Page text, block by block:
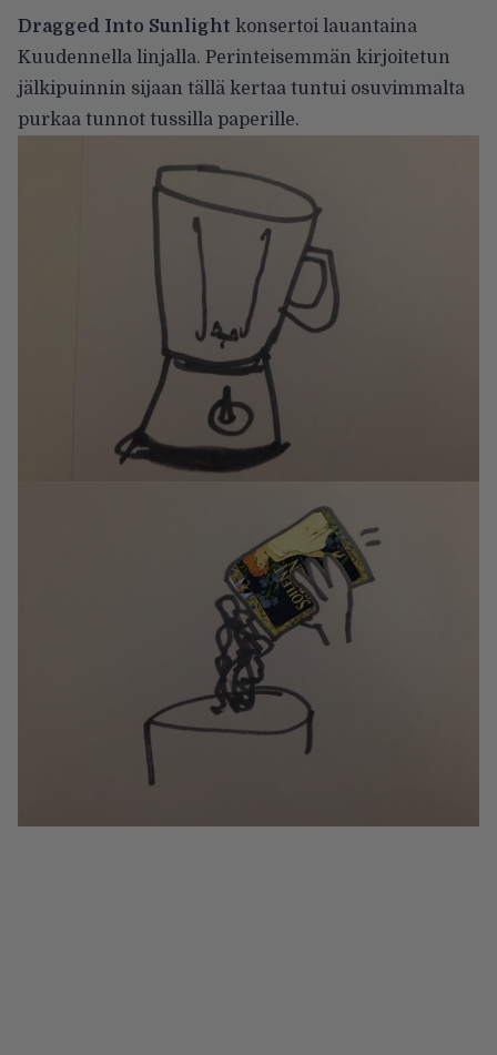
Dragged Into Sunlight konsertoi lauantaina
Kuudennella linjalla. Perinteisemmän kirjoitetun
jälkipuinnin sijaan tällä kertaa tuntui osuvimmalta
purkaa tunnot tussilla paperille.